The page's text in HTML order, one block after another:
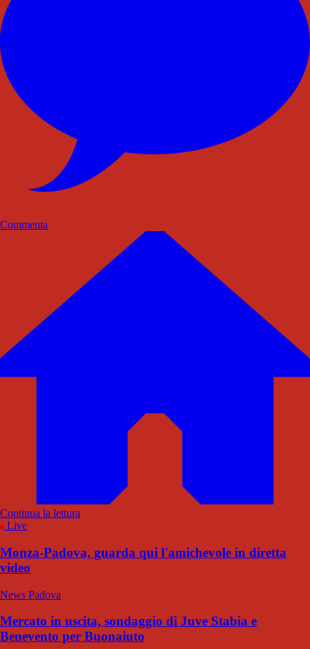
Commenta
Continua la lettura
Live
Monza-Padova, guarda qui l'amichevole in diretta
video
News Padova
Mercato in uscita, sondaggio di Juve Stabia e
Benevento per Buonaiuto